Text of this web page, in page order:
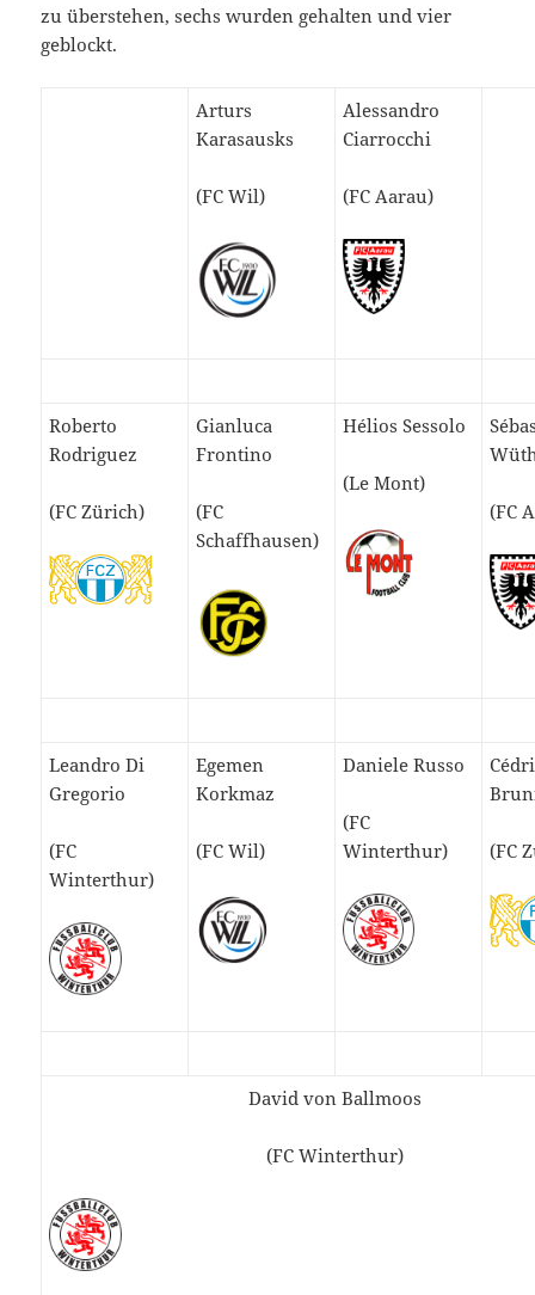
zu überstehen, sechs wurden gehalten und vier
geblockt.
Arturs
Karasausks
(FC Wil)
Alessandro
Ciarrocchi
(FC Aarau)
Roberto
Rodriguez
(FC Zürich)
Gianluca
Frontino
(FC
Schaffhausen)
Hélios Sessolo
(Le Mont)
(FC
Leandro Di
Gregorio
(FC
Winterthur)
Egemen
Korkmaz
(FC Wil)
Daniele Russo
(FC
Winterthur)
(FC
David von Ballmoos
(FC Winterthur)